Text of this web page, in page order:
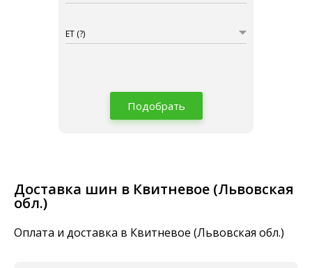
ET (?)
Подобрать
Доставка шин в Квитневое (Львовская
обл.)
Оплата и доставка в Квитневое (Львовская обл.)